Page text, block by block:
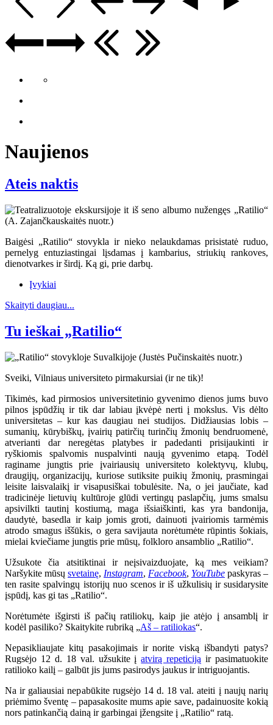
Naujienos
Ateis naktis
Baigėsi „Ratilio“ stovykla ir nieko nelaukdamas prisistatė ruduo,
pernelyg entuziastingai lįsdamas į kambarius, striukių rankoves,
dienotvarkes ir širdį. Ką gi, prie darbų.
Įvykiai
Skaityti daugiau...
Tu ieškai „Ratilio“
Sveiki, Vilniaus universiteto pirmakursiai (ir ne tik)!
Tikimės, kad pirmosios universitetinio gyvenimo dienos jums buvo
pilnos įspūdžių ir tik dar labiau įkvėpė nerti į mokslus. Vis dėlto
universitetas – kur kas daugiau nei studijos. Didžiausias lobis –
sumanių, kūrybiškų, įvairių patirčių turinčių žmonių bendruomenė,
atverianti dar neregėtas platybes ir padedanti prisijaukinti ir
ryškiomis spalvomis nuspalvinti naują gyvenimo etapą. Todėl
raginame jungtis prie įvairiausių universiteto kolektyvų, klubų,
draugijų, organizacijų, kuriose sutiksite puikių žmonių, prasmingai
leisite laisvalaikį ir visapusiškai tobulėsite. Na, o jei jaučiate, kad
tradicinėje lietuvių kultūroje glūdi vertingų paslapčių, jums smalsu
apsivilkti tautinį kostiumą, maga išsiaiškinti, kas yra bandonija,
daudytė, basedla ir kaip jomis groti, dainuoti įvairiomis tarmėmis
atrodo smagus iššūkis, o gera savijauta norėtumėte rūpintis šokiais,
mielai kviečiame jungtis prie mūsų, folkloro ansamblio „Ratilio“.
Užsukote čia atsitiktinai ir neįsivaizduojate, ką mes veikiam?
Naršykite mūsų svetainę, Instagram, Facebook, YouTube paskyras –
ten rasite spalvingų istorijų nuo scenos ir iš užkulisių ir susidarysite
įspūdį, kas gi tas „Ratilio“.
Norėtumėte išgirsti iš pačių ratiliokų, kaip jie atėjo į ansamblį ir
kodėl pasiliko? Skaitykite rubriką „Aš – ratiliokas“.
Nepasikliaujate kitų pasakojimais ir norite viską išbandyti patys?
Rugsėjo 12 d. 18 val. užsukite įatvirą repeticiją ir pasimatuokite
ratilioko kailį – galbūt jis jums pasirodys jaukus ir intriguojantis.
Na ir galiausiai nepabūkite rugsėjo 14 d. 18 val. ateiti į naujų narių
priėmimo šventę – papasakosite mums apie save, padainuosite kokią
nors patinkančią dainą ir garbingai įžengsite į „Ratilio“ ratą.